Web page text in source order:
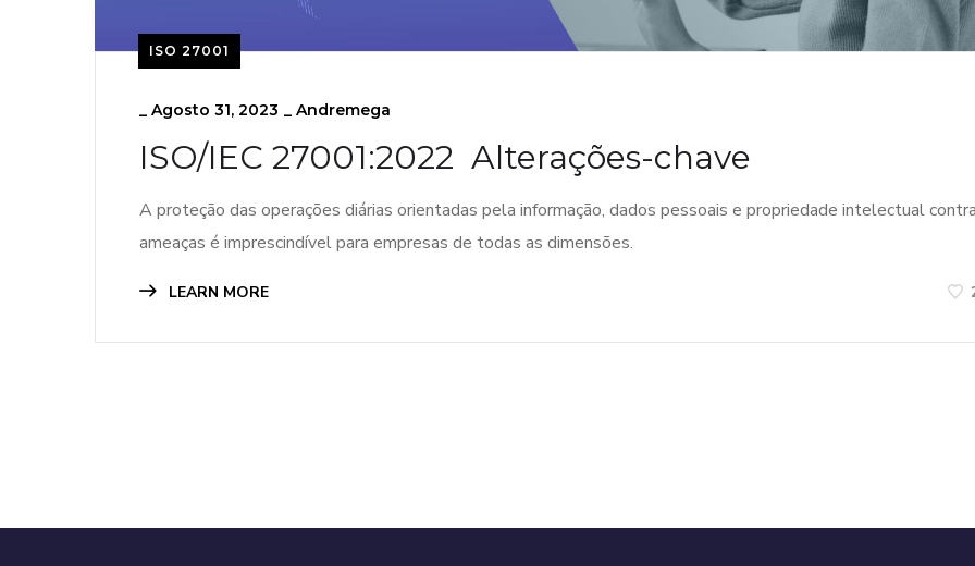
ISO 27001
_ Agosto 31, 2023 _ Andremega
ISO/IEC 27001:2022 Alterações-chave
A proteção das operações diárias orientadas pela informação, dados pessoais e propriedade intelectual
ameaças é imprescindível para empresas de todas as dimensões.
LEARN MORE